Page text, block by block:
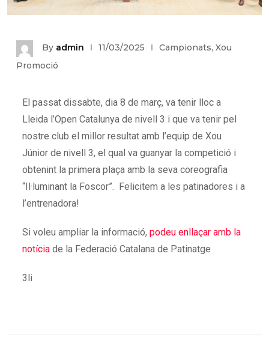
By admin 11/03/2025 Campionats, Xou
Promoció
El passat dissabte, dia 8 de març, va tenir lloc a
Lleida l’Open Catalunya de nivell 3 i que va tenir pel
nostre club el millor resultat amb l’equip de Xou
Júnior de nivell 3, el qual va guanyar la competició i
obtenint la primera plaça amb la seva coreografia
“Il·luminant la Foscor”. Felicitem a les patinadores i a
l’entrenadora!
Si voleu ampliar la informació, podeu enllaçar amb la
notícia de la Federació Catalana de Patinatge
3li